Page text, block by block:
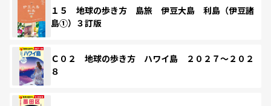
１５ 地球の歩き方 島旅 伊豆大島 利島（伊豆諸
島①）３訂版
Ｃ０２ 地球の歩き方 ハワイ島 ２０２７～２０２
８